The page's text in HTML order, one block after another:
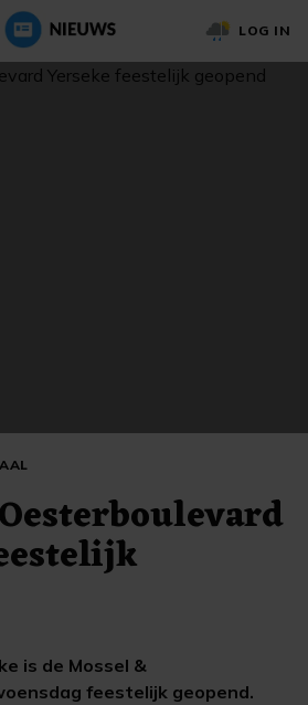
LOG IN
is de Mossel &
feestelijk geopend.